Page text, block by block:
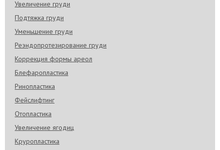
Увеличение груди
Подтяжка груди
Уменьшение груди
Реэндопротезирование груди
Коррекция формы ареол
Блефаропластика
Ринопластика
Фейслифтинг
Отопластика
Увеличение ягодиц
Круропластика